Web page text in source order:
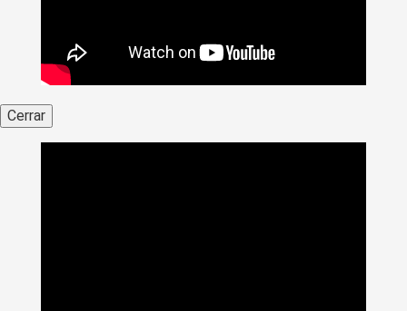
Cerrar